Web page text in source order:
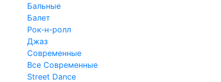
Бальные
Балет
Рок-н-ролл
Джаз
Современные
Все Современные
Street Dance